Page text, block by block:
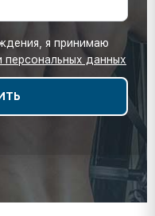
я принимаю
персональных данных